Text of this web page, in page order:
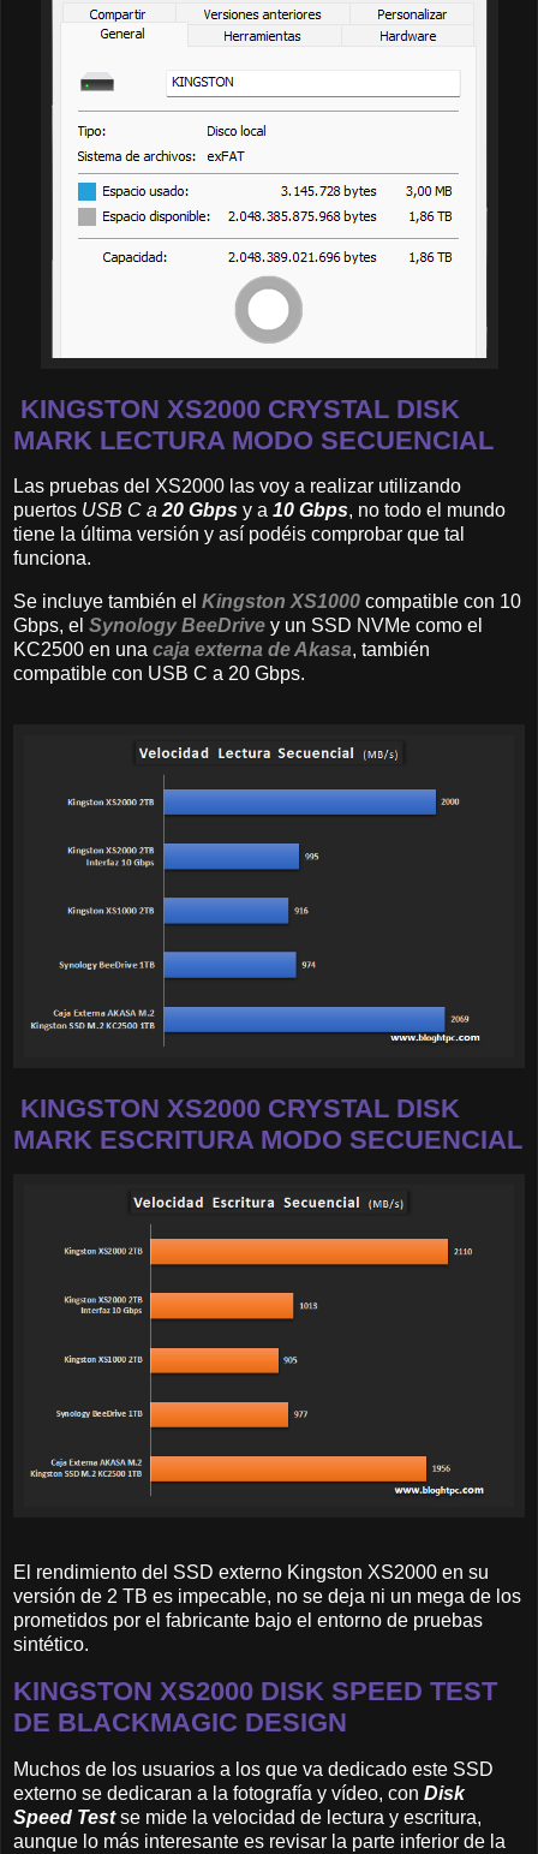
KINGSTON XS2000 CRYSTAL DISK
MARK LECTURA MODO SECUENCIAL
Las pruebas del XS2000 las voy a realizar utilizando
puertos USB C a20 Gbps y a 10 Gbps, no todo el mundo
tiene la última versión y así podéis comprobar que tal
funciona.
Se incluye también el Kingston XS1000 compatible con 10
Gbps, el Synology BeeDrive y un SSD NVMe como el
KC2500 en una caja externa de Akasa, también
compatible con USB C a 20 Gbps.
KINGSTON XS2000 CRYSTAL DISK
MARK ESCRITURA MODO SECUENCIAL
El rendimiento del SSD externo Kingston XS2000 en su
versión de 2 TB es impecable, no se deja ni un mega de los
prometidos por el fabricante bajo el entorno de pruebas
sintético.
KINGSTON XS2000 DISK SPEED TEST
DE BLACKMAGIC DESIGN
Muchos de los usuarios a los que va dedicado este SSD
externo se dedicaran a la fotografía y vídeo, con Disk
Speed Testse mide la velocidad de lectura y escritura,
aunque lo más interesante es revisar la parte inferior de la